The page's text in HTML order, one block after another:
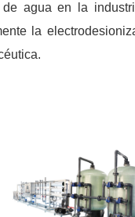
agua en la
la